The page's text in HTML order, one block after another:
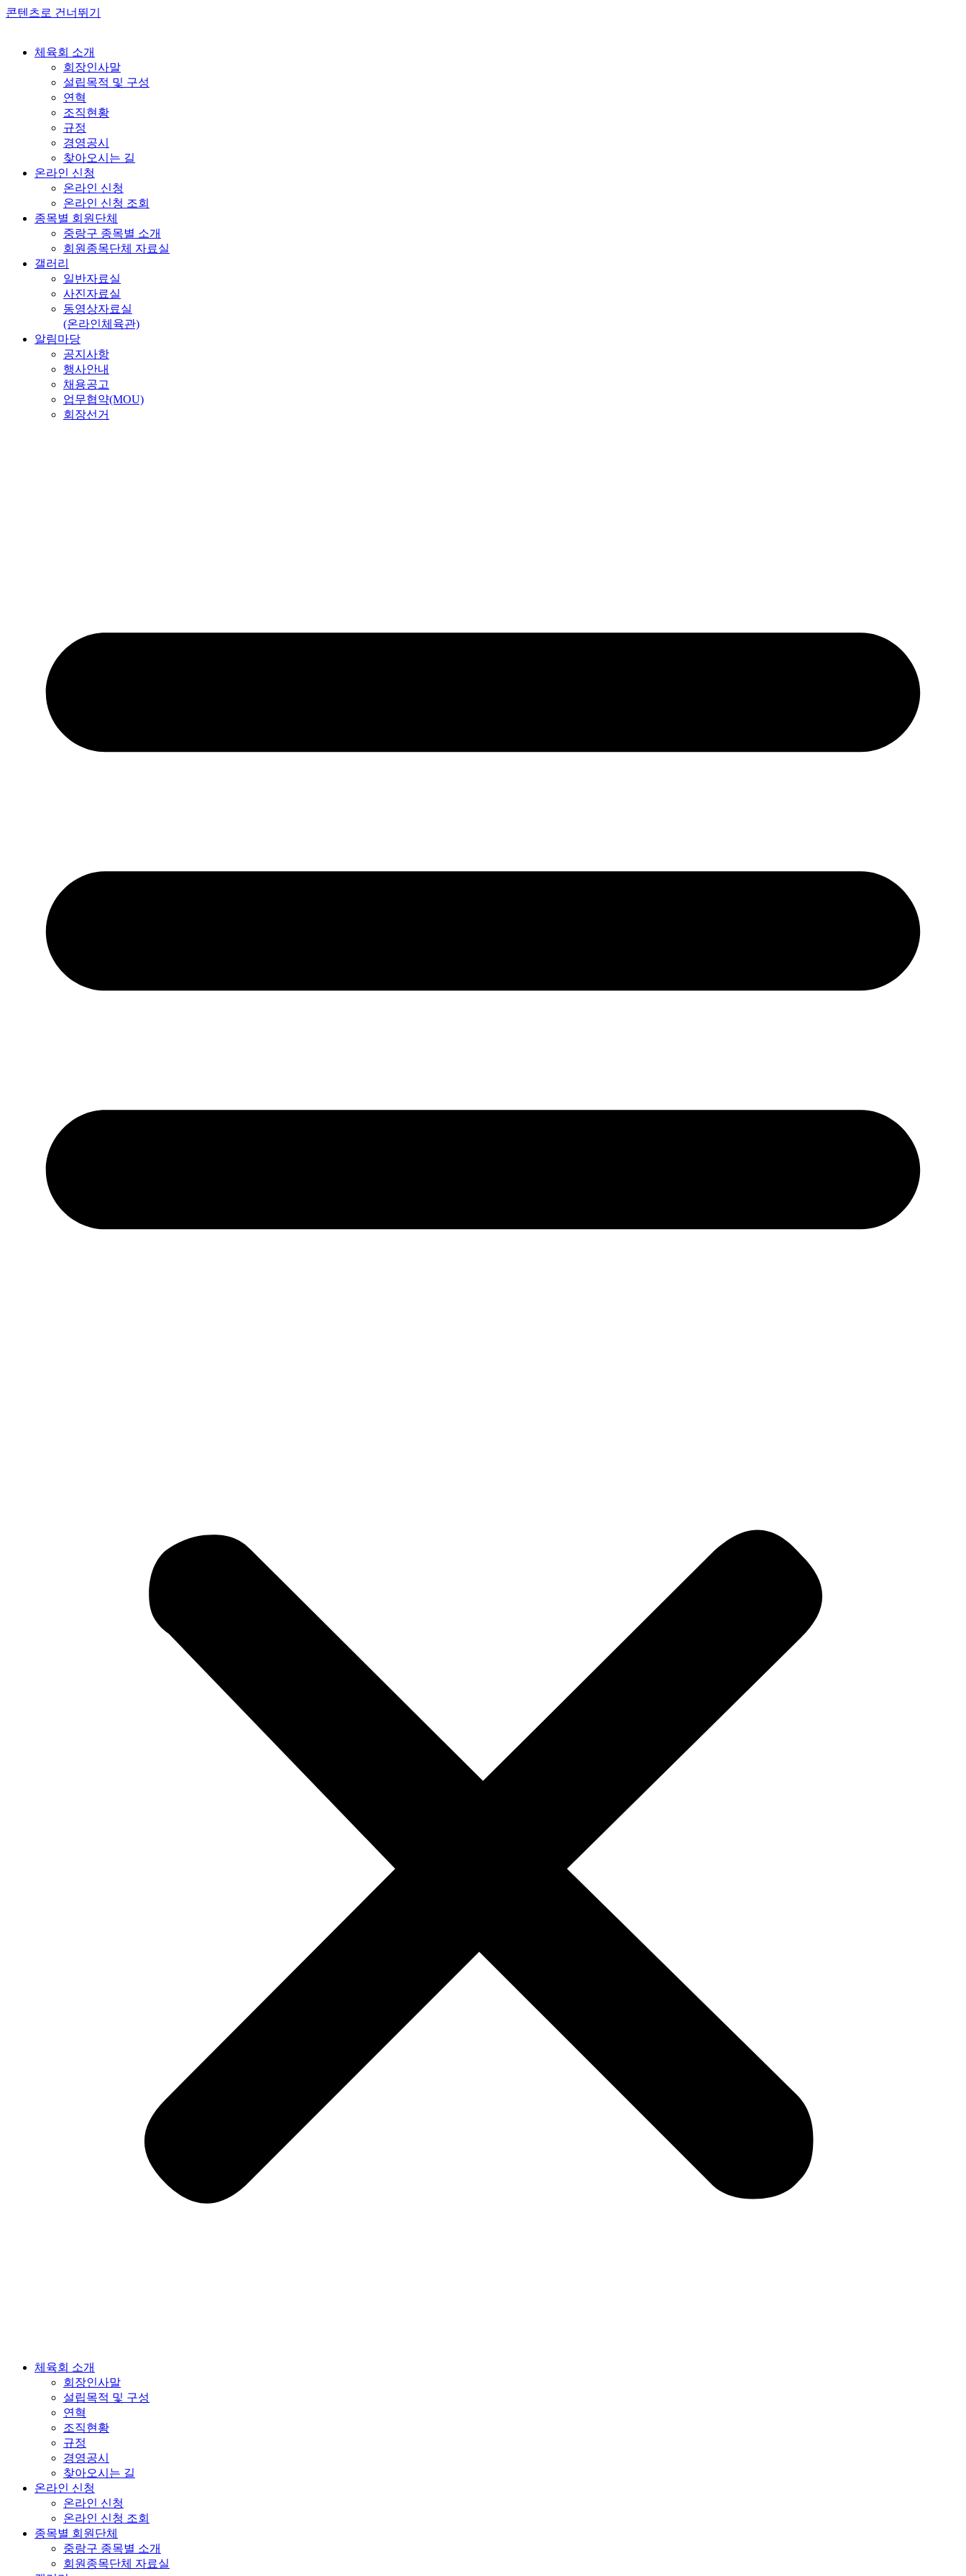
콘텐츠로 건너뛰기
체육회 소개
회장인사말
설립목적 및 구성
연혁
조직현황
규정
경영공시
찾아오시는 길
온라인 신청
온라인 신청
온라인 신청 조회
종목별 회원단체
중랑구 종목별 소개
회원종목단체 자료실
갤러리
일반자료실
사진자료실
동영상자료실
(온라인체육관)
알림마당
공지사항
행사안내
채용공고
업무협약(MOU)
회장선거
체육회 소개
회장인사말
설립목적 및 구성
연혁
조직현황
규정
경영공시
찾아오시는 길
온라인 신청
온라인 신청
온라인 신청 조회
종목별 회원단체
중랑구 종목별 소개
회원종목단체 자료실